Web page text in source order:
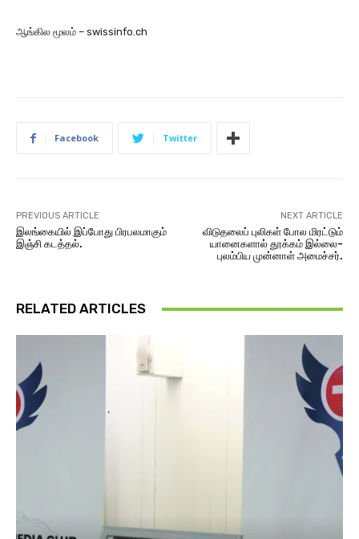
ஆங்கில மூலம் – swissinfo.ch
Facebook Twitter
PREVIOUS ARTICLE
இலங்கையில் இப்போது பிரபலமாகும்
இஞ்சி கடத்தல்.
NEXT ARTICLE
விடுதலைப் புலிகள் போல மிரட்டும்
யானைகளால் தூக்கம் இல்லை-
புலம்பிய முன்னாள் அமைச்சர்.
RELATED ARTICLES